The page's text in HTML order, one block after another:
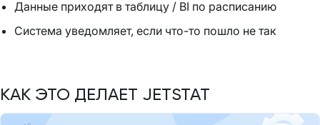
Данные приходят в таблицу / BI по расписанию
Система уведомляет, если что-то пошло не так
КАК ЭТО ДЕЛАЕТ JETSTAT